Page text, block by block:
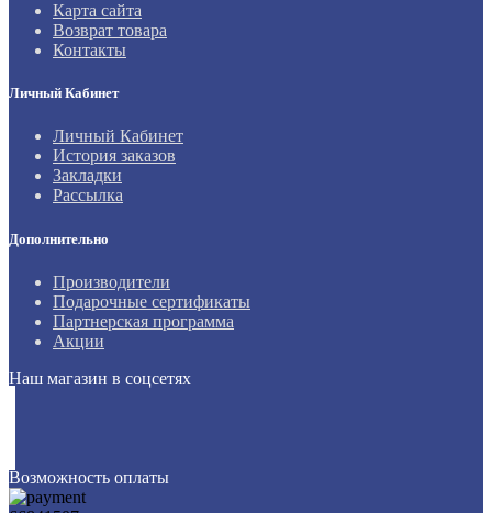
Карта сайта
Возврат товара
Контакты
Личный Кабинет
Личный Кабинет
История заказов
Закладки
Рассылка
Дополнительно
Производители
Подарочные сертификаты
Партнерская программа
Акции
Наш магазин в соцсетях
Возможность оплаты